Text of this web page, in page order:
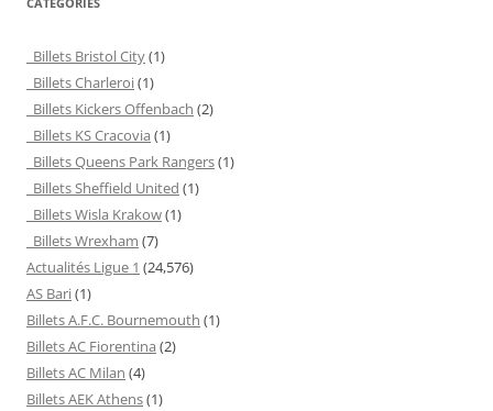
Billets Bristol City(1)
Billets Charleroi(1)
Billets Kickers Offenbach (2)
Billets KS Cracovia (1)
Billets Queens Park Rangers(1)
Billets Sheffield United (1)
Billets Wisla Krakow(1)
Billets Wrexham (7)
Actualités Ligue 1 (24,576)
AS Bari(1)
Billets A.F.C. Bournemouth (1)
Billets AC Fiorentina (2)
Billets AC Milan (4)
Billets AEK Athens(1)